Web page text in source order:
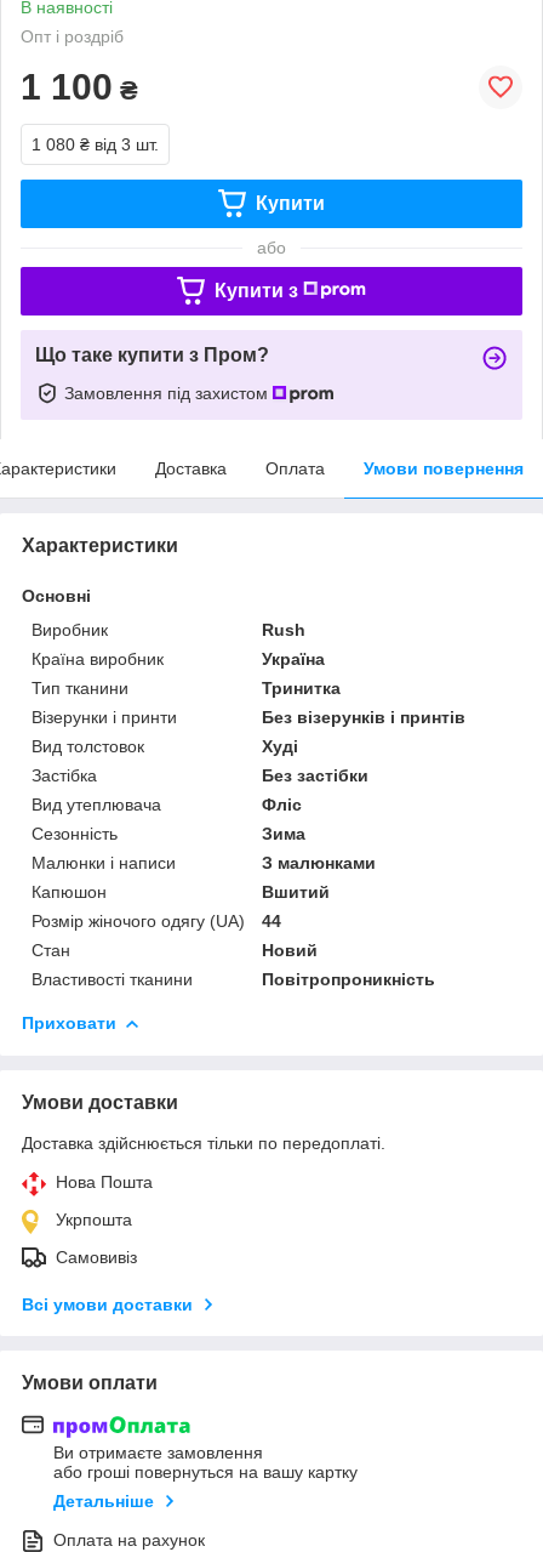
В наявності
Опт і роздріб
1 100 ₴
1 080 ₴ від 3 шт.
Купити
або
Купити з
Що таке купити з Пром?
Замовлення під захистом
Доставка Оплата Умови повернення
Характеристики
Основні
Виробник
Rush
Країна виробник
Україна
Тип тканини
Тринитка
Візерунки і принти
Без візерунків і принтів
Вид толстовок
Худі
Застібка
Без застібки
Вид утеплювача
Фліс
Сезонність
Зима
Малюнки і написи
З малюнками
Капюшон
Вшитий
Розмір жіночого одягу (UA)
44
Стан
Новий
Властивості тканини
Повітропроникність
Приховати
Умови доставки
Доставка здійснюється тільки по передоплаті.
Нова Пошта
Укрпошта
Самовивіз
Всі умови доставки
Умови оплати
Ви отримаєте замовлення
або гроші повернуться на вашу картку
Детальніше
Оплата на рахунок